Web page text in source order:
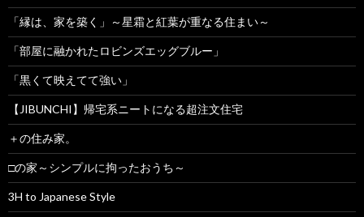
「縁は、家を築く」～星霜と紅葉が重なる住まい～
「部屋に融かれたロビンズエッグブルー」
「黒くて映えてて強い」
【JIBUNCHI】帰宅系ニートになる超注文住宅
＋の住み家。
□の家～シンプルに拘ったおうち～
3H to Japanese Style